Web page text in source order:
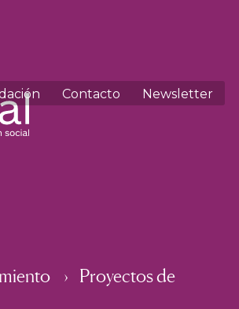
Contacto Newsletter
Proyectos de